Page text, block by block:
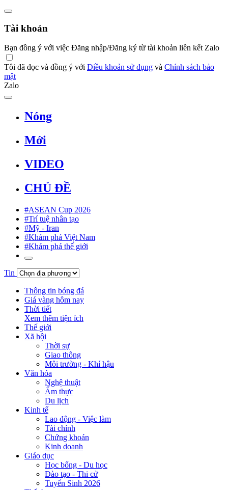
Tài khoản
Bạn đồng ý với việc Đăng nhập/Đăng ký từ tài khoản liên kết Zalo
Tôi đã đọc và đồng ý với Điều khoản sử dụng và Chính sách bảo
mật
Zalo
Nóng
Mới
VIDEO
CHỦ ĐỀ
#ASEAN Cup 2026
#Trí tuệ nhân tạo
#Mỹ - Iran
#Khám phá Việt Nam
#Khám phá thế giới
Tin
Thông tin bóng đá
Giá vàng hôm nay
Thời tiết
Xem thêm tiện ích
Thế giới
Xã hội
Thời sự
Giao thông
Môi trường - Khí hậu
Văn hóa
Nghệ thuật
Ẩm thực
Du lịch
Kinh tế
Lao động - Việc làm
Tài chính
Chứng khoán
Kinh doanh
Giáo dục
Học bổng - Du học
Đào tạo - Thi cử
Tuyển Sinh 2026